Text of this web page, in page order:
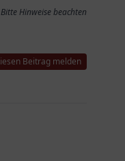
Hinweise beachten
Beitrag melden